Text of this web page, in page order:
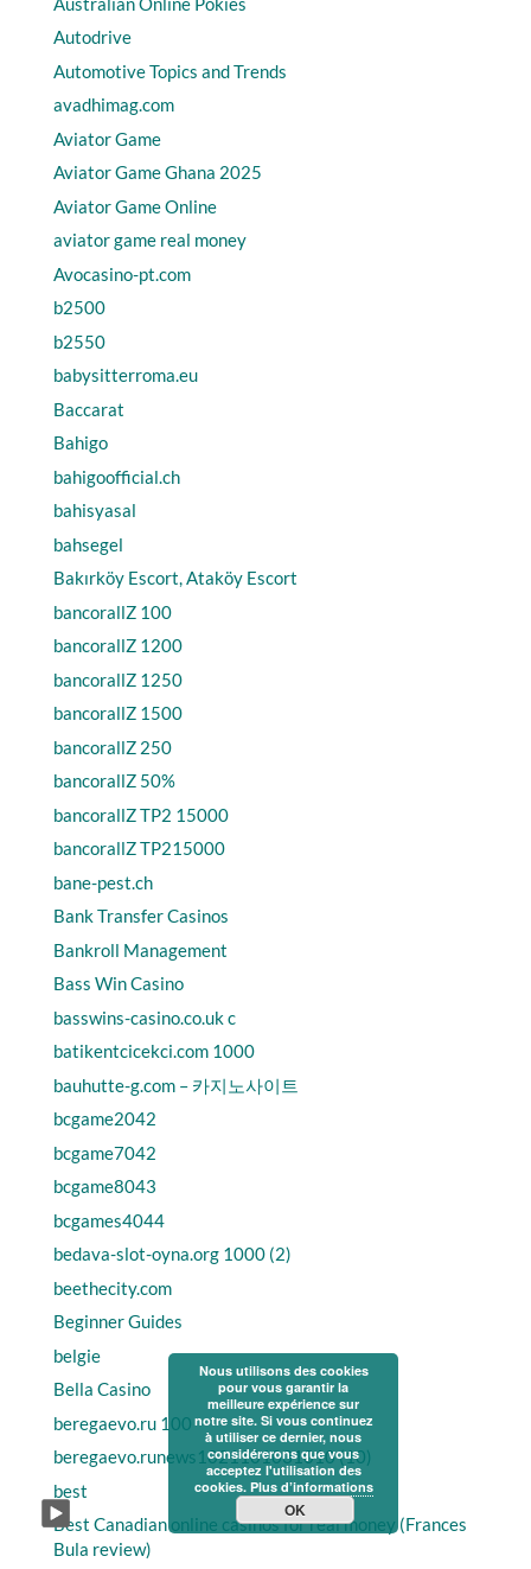
Autodrive
Automotive Topics and Trends
avadhimag.com
Aviator Game
Aviator Game Ghana 2025
Aviator Game Online
aviator game real money
Avocasino-pt.com
b2500
b2550
babysitterroma.eu
Baccarat
Bahigo
bahigoofficial.ch
bahisyasal
bahsegel
Bakırköy Escort, Ataköy Escort
bancorallZ 100
bancorallZ 1200
bancorallZ 1250
bancorallZ 1500
bancorallZ 250
bancorallZ 50%
bancorallZ TP2 15000
bancorallZ TP215000
bane-pest.ch
Bank Transfer Casinos
Bankroll Management
Bass Win Casino
basswins-casino.co.uk c
batikentcicekci.com 1000
bauhutte-g.com – 카지노사이트
bcgame2042
bcgame7042
bcgame8043
bcgames4044
bedava-slot-oyna.org 1000 (2)
beethecity.com
Beginner Guides
belgie
Bella Casino
beregaevo.ru 100
beregaevo.runews1021101031010 (10)
best
Best Canadian online casinos for real money (Frances
Bula review)
Nous utilisons des cookies
pour vous garantir la
meilleure expérience sur
notre site. Si vous continuez
à utiliser ce dernier, nous
considérerons que vous
acceptez l'utilisation des
cookies. Plus d’informations
OK